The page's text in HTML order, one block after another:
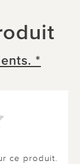
*
ce produit.